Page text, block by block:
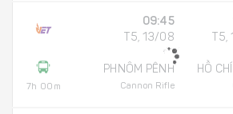
7h 00m
09:45
T5, 13/08
PHNÔM PÊNH
Cannon Rifle
T5,
HỒ